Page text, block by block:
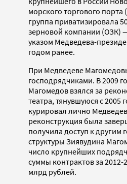
морского торгового
группа приватизировала
зерновой компании (ОЗК)
указом Медведева-
годом ранее.
При Медведеве
господрядчиками. В 2009
Магомедов взялся за
театра, тянувшуюся с 2005
курировал лично
реконструкция была
получила доступ к другим
структуры Зиявудина
число крупнейших
суммы контрактов за
млрд рублей.